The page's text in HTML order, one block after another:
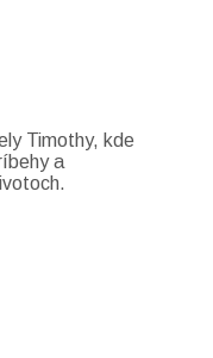
Timothy, kde
a